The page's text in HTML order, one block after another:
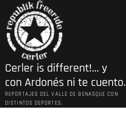
contenido
Cerler is different!… y
con Ardonés ni te cuento.
REPORTAJES DEL VALLE DE BENASQUE CON
DISTINTOS DEPORTES.